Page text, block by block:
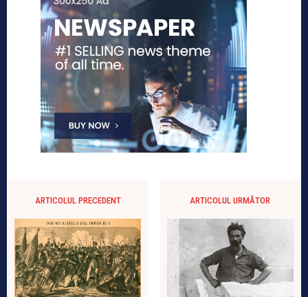
ARTICOLUL PRECEDENT ARTICOLUL URMĂTOR